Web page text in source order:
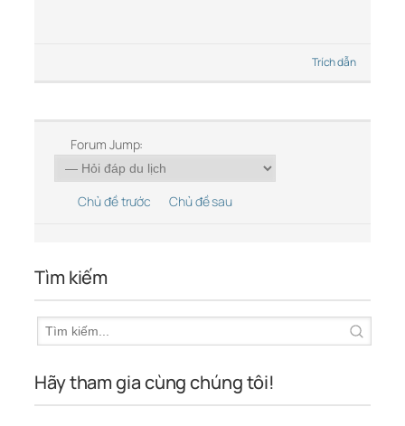
Trích dẫn
Forum Jump:
Chủ đề trước Chủ đề sau
Tìm kiếm
Hãy tham gia cùng chúng tôi!